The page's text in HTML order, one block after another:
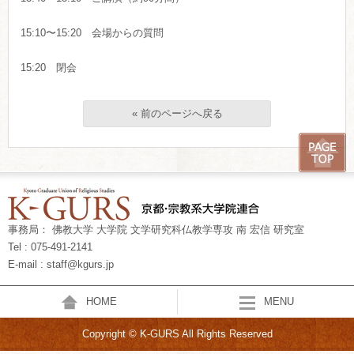
15:10〜15:20 会場からの質問
15:20 閉会
« 前のページへ戻る
事務局： 佛教大学 大学院 文学研究科仏教学専攻 南 宏信 研究室
Tel : 075-491-2141
E-mail : staff@kgurs.jp
HOME MENU
Copyright © K-GURS All Rights Reserved